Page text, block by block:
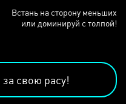
Встань на сторону меньших
или доминируй с толпой!
за свою расу!